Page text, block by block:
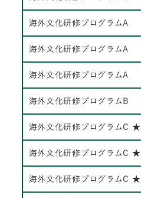
海外文化研修プログラムA
海外文化研修プログラムA
海外文化研修プログラムA
海外文化研修プログラムB
海外文化研修プログラムC ★
海外文化研修プログラムC ★
海外文化研修プログラムC ★